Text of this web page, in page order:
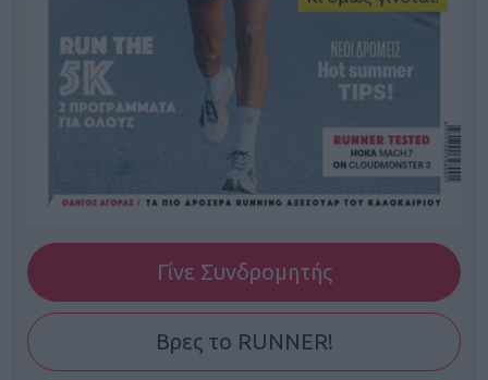
Γίνε Συνδρομητής
Βρες το RUNNER!